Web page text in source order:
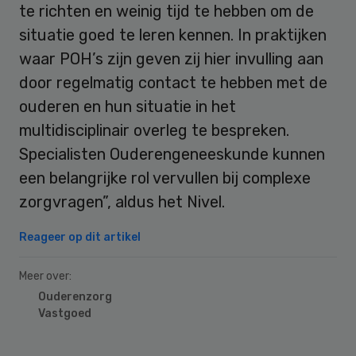
te richten en weinig tijd te hebben om de
situatie goed te leren kennen. In praktijken
waar POH’s zijn geven zij hier invulling aan
door regelmatig contact te hebben met de
ouderen en hun situatie in het
multidisciplinair overleg te bespreken.
Specialisten Ouderengeneeskunde kunnen
een belangrijke rol vervullen bij complexe
zorgvragen”, aldus het Nivel.
Reageer op dit artikel
Meer over:
Ouderenzorg
Vastgoed